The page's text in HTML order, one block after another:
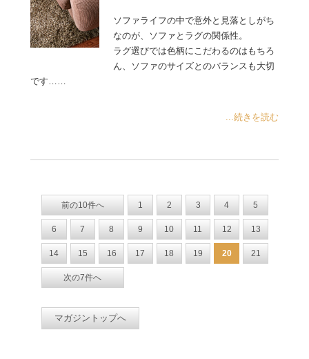
ソファライフの中で意外と見落としがち
なのが、ソファとラグの関係性。
ラグ選びでは色柄にこだわるのはもちろ
ん、ソファのサイズとのバランスも大切
です……
...続きを読む
前の10件へ 1 2 3 4 5
6 7 8 9 10 11 12 13
14 15 16 17 18 19 20 21
次の7件へ
マガジントップへ